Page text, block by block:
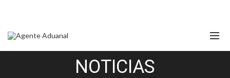
NOTICIAS